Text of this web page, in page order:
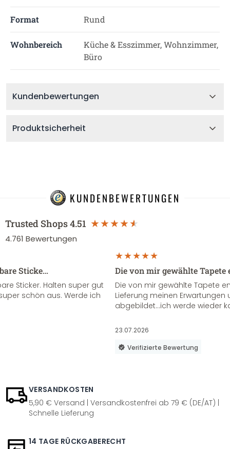
Format Rund
Wohnbereich
Küche & Esszimmer, Wohnzimmer,
Büro
Kundenbewertungen
Produktsicherheit
KUNDENBEWERTUNGEN
Trusted Shops4.51
4.761 Bewertungen
Sticke…
Sticker. Halten super gut
schön aus. Werde ich
Die von mir gewählte
Die von mir gewählte Tapete
Lieferung meinen Erwartungen
abgebildet...ich werde wieder
23.07.2026
Verifizierte Bewertung
VERSANDKOSTEN
5,90 € Versand | Versandkostenfrei ab 79 € (DE/AT) |
Schnelle Lieferung
14 TAGE RÜCKGABERECHT